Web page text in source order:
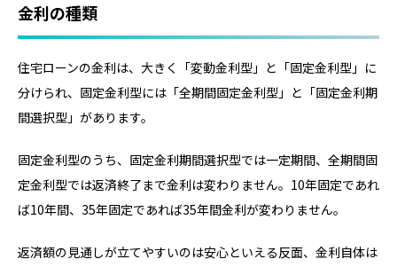
金利の種類
住宅ローンの金利は、大きく「変動金利型」と「固定金利型」に
分けられ、固定金利型には「全期間固定金利型」と「固定金利期
間選択型」があります。
固定金利型のうち、固定金利期間選択型では一定期間、全期間固
定金利型では返済終了まで金利は変わりません。10年固定であれ
ば10年間、35年固定であれば35年間金利が変わりません。
返済額の見通しが立てやすいのは安心といえる反面、金利自体は